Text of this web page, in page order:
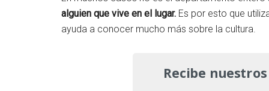
alguien que vive en el lugar. Es por esto que
ayuda a conocer mucho más sobre la cultura.
Recibe